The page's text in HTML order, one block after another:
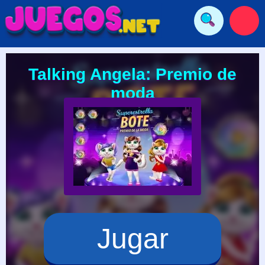
Talking Angela: Premio de
moda
Jugar